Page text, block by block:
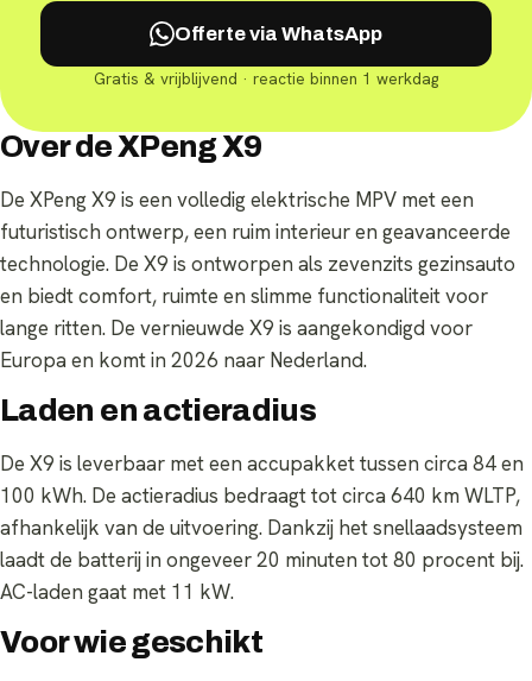
Offerte via WhatsApp
Gratis & vrijblijvend · reactie binnen 1 werkdag
Over de XPeng X9
De XPeng X9 is een volledig elektrische MPV met een
futuristisch ontwerp, een ruim interieur en geavanceerde
technologie. De X9 is ontworpen als zevenzits gezinsauto
en biedt comfort, ruimte en slimme functionaliteit voor
lange ritten. De vernieuwde X9 is aangekondigd voor
Europa en komt in 2026 naar Nederland.
Laden en actieradius
De X9 is leverbaar met een accupakket tussen circa 84 en
100 kWh. De actieradius bedraagt tot circa 640 km WLTP,
afhankelijk van de uitvoering. Dankzij het snellaadsysteem
laadt de batterij in ongeveer 20 minuten tot 80 procent bij.
AC-laden gaat met 11 kW.
Voor wie geschikt